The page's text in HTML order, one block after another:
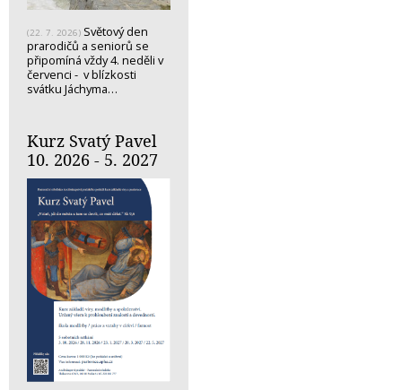
(22. 7. 2026) Světový den
prarodičů a seniorů se
připomíná vždy 4. neděli v
červenci - v blízkosti
svátku Jáchyma…
Kurz Svatý Pavel
10. 2026 - 5. 2027